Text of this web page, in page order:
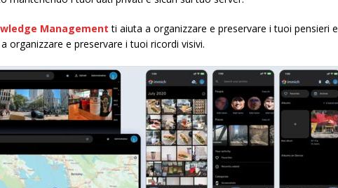
Management ti aiuta a organizzare e preservare i tuoi pensieri e
organizzare e preservare i tuoi ricordi visivi.